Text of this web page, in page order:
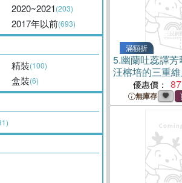
2020~2021(203)
2017年以前(693)
精裝(100)
盒裝(6)
滿額折
5.幽蘭吐蕊譯
汪榕培的三重
優惠價： 87
無庫存